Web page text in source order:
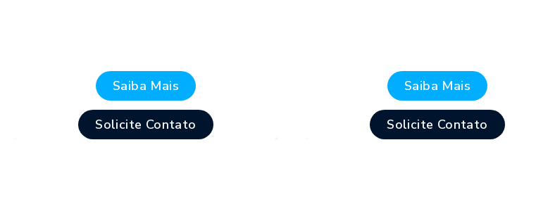
Saiba Mais
Solicite Contato
Saiba Mais
Solicite Contato